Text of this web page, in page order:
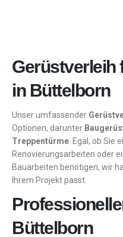
Gerüstverleih
in Büttelborn
Unser umfassender
Optionen, darunter
Treppentürme . Egal, ob
Renovierungsarbeiten oder
Bauarbeiten benötigen, wir
Ihrem Projekt passt.
Büttelborn